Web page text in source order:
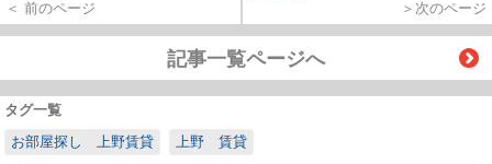
＜ 前のページ ＞次のページ
記事一覧ページへ
タグ一覧
お部屋探し 上野賃貸
上野 賃貸